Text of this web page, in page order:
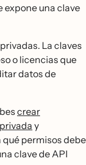
expone una clave
La claves
o licencias que
datos de
crear
y
permisos debe
clave de API